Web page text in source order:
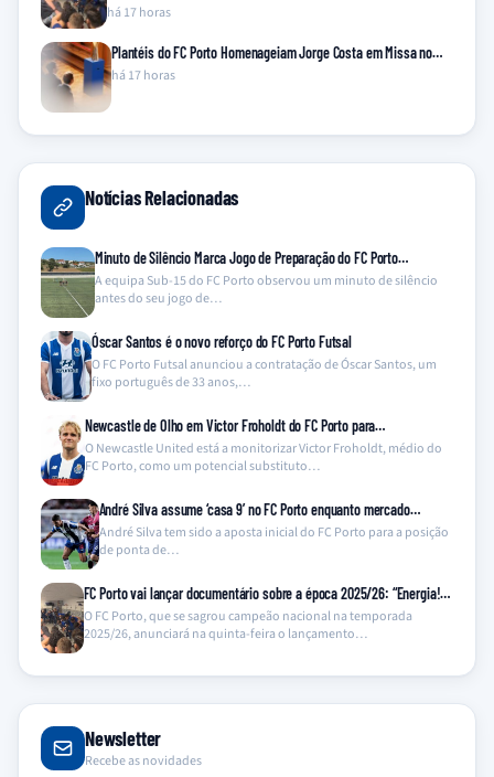
há 17 horas
Plantéis do FC Porto Homenageiam Jorge Costa em Missa no…
há 17 horas
Notícias Relacionadas
Minuto de Silêncio Marca Jogo de Preparação do FC Porto…
A equipa Sub-15 do FC Porto observou um minuto de silêncio
antes do seu jogo de…
Óscar Santos é o novo reforço do FC Porto Futsal
O FC Porto Futsal anunciou a contratação de Óscar Santos, um
fixo português de 33 anos,…
Newcastle de Olho em Victor Froholdt do FC Porto para…
O Newcastle United está a monitorizar Victor Froholdt, médio do
FC Porto, como um potencial substituto…
André Silva assume ‘casa 9’ no FC Porto enquanto mercado…
André Silva tem sido a aposta inicial do FC Porto para a posição
de ponta de…
FC Porto vai lançar documentário sobre a época 2025/26: “Energia!…
O FC Porto, que se sagrou campeão nacional na temporada
2025/26, anunciará na quinta-feira o lançamento…
Newsletter
Recebe as novidades